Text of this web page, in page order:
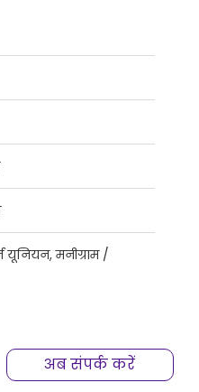
यूनियन, मनीग्राम /
अब संपर्क करें